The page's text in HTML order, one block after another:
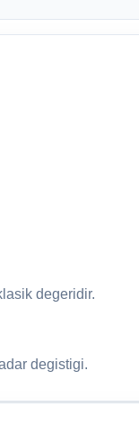
degeridir.
degistigi.